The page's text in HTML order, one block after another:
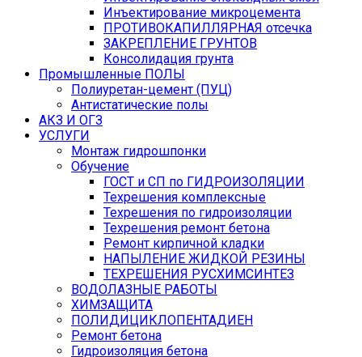
Инъектирование микроцемента
ПРОТИВОКАПИЛЛЯРНАЯ отсечка
ЗАКРЕПЛЕНИЕ ГРУНТОВ
Консолидация грунта
Промышленные ПОЛЫ
Полиуретан-цемент (ПУЦ)
Антистатические полы
АКЗ И ОГЗ
УСЛУГИ
Монтаж гидрошпонки
Обучение
ГОСТ и СП по ГИДРОИЗОЛЯЦИИ
Техрешения комплексные
Техрешения по гидроизоляции
Техрешения ремонт бетона
Ремонт кирпичной кладки
НАПЫЛЕНИЕ ЖИДКОЙ РЕЗИНЫ
ТЕХРЕШЕНИЯ РУСХИМСИНТЕЗ
ВОДОЛАЗНЫЕ РАБОТЫ
ХИМЗАЩИТА
ПОЛИДИЦИКЛОПЕНТАДИЕН
Ремонт бетона
Гидроизоляция бетона